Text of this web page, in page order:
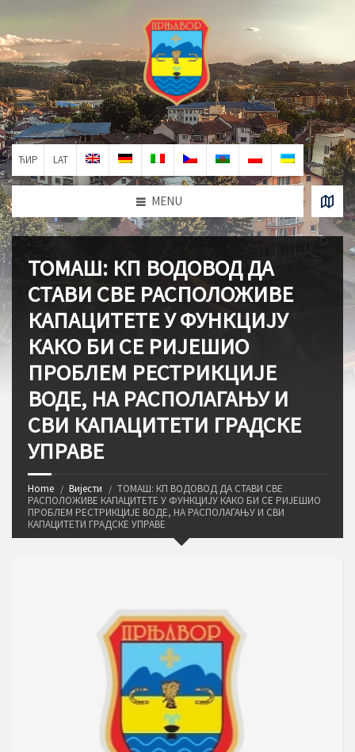
ЋИР LAT
MENU
ТОМАШ: КП ВОДОВОД ДА
СТАВИ СВЕ РАСПОЛОЖИВЕ
КАПАЦИТЕТЕ У ФУНКЦИЈУ
КАКО БИ СЕ РИЈЕШИО
ПРОБЛЕМ РЕСТРИКЦИЈЕ
ВОДЕ, НА РАСПОЛАГАЊУ И
СВИ КАПАЦИТЕТИ ГРАДСКЕ
УПРАВЕ
Home Вијести
ТОМАШ: КП ВОДОВОД ДА СТАВИ СВЕ
РАСПОЛОЖИВЕ КАПАЦИТЕТЕ У ФУНКЦИЈУ КАКО БИ СЕ РИЈЕШИО
ПРОБЛЕМ РЕСТРИКЦИЈЕ ВОДЕ, НА РАСПОЛАГАЊУ И СВИ
КАПАЦИТЕТИ ГРАДСКЕ УПРАВЕ